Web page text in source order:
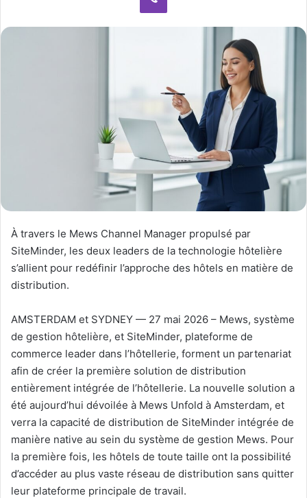
m
À travers le Mews Channel Manager propulsé par
SiteMinder, les deux leaders de la technologie hôtelière
s’allient pour redéfinir l’approche des hôtels en matière de
distribution.
AMSTERDAM et SYDNEY — 27 mai 2026 – Mews, système
de gestion hôtelière, et SiteMinder, plateforme de
commerce leader dans l’hôtellerie, forment un partenariat
afin de créer la première solution de distribution
entièrement intégrée de l’hôtellerie. La nouvelle solution a
été aujourd’hui dévoilée à Mews Unfold à Amsterdam, et
verra la capacité de distribution de SiteMinder intégrée de
manière native au sein du système de gestion Mews. Pour
la première fois, les hôtels de toute taille ont la possibilité
d’accéder au plus vaste réseau de distribution sans quitter
leur plateforme principale de travail.